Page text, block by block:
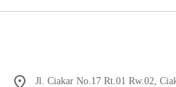
Jl. Ciakar No.17 Rt.01 Rw.02,